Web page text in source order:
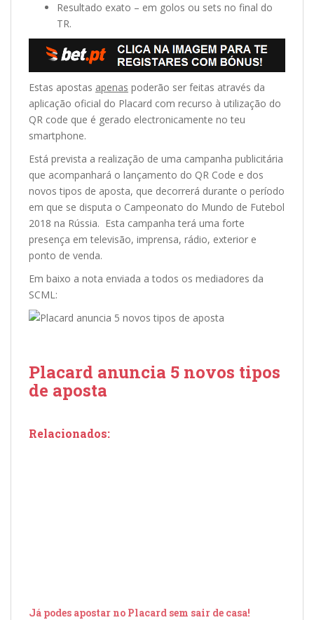
Resultado exato – em golos ou sets no final do
TR.
Estas apostas apenas poderão ser feitas através da
aplicação oficial do Placard com recurso à utilização do
QR code que é gerado electronicamente no teu
smartphone.
Está prevista a realização de uma campanha publicitária
que acompanhará o lançamento do QR Code e dos
novos tipos de aposta, que decorrerá durante o período
em que se disputa o Campeonato do Mundo de Futebol
2018 na Rússia. Esta campanha terá uma forte
presença em televisão, imprensa, rádio, exterior e
ponto de venda.
Em baixo a nota enviada a todos os mediadores da
SCML:
Placard anuncia 5 novos tipos
de aposta
Relacionados:
Já podes apostar no Placard sem sair de casa!